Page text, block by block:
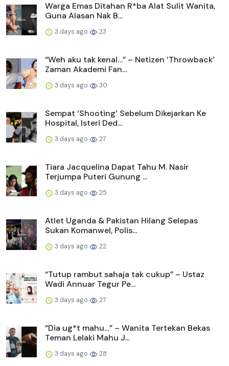
Warga Emas Ditahan R*ba Alat Sulit Wanita,
Guna Alasan Nak B...
3 days ago 23
“Weh aku tak kenal…” – Netizen ‘Throwback’
Zaman Akademi Fan...
3 days ago 30
Sempat ‘Shooting’ Sebelum Dikejarkan Ke
Hospital, Isteri Ded...
3 days ago 27
Tiara Jacquelina Dapat Tahu M. Nasir
Terjumpa Puteri Gunung ...
3 days ago 25
Atlet Uganda & Pakistan Hilang Selepas
Sukan Komanwel, Polis...
3 days ago 22
“Tutup rambut sahaja tak cukup” – Ustaz
Wadi Annuar Tegur Pe...
3 days ago 27
“Dia ug*t mahu…” – Wanita Tertekan Bekas
Teman Lelaki Mahu J...
3 days ago 28